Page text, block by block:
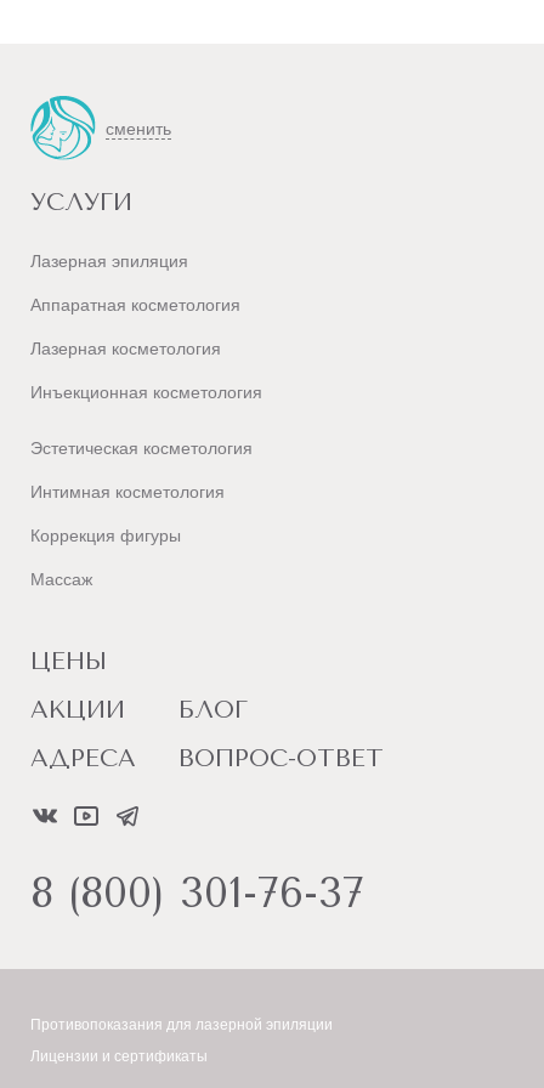
сменить
УСЛУГИ
Лазерная эпиляция
Аппаратная косметология
Лазерная косметология
Инъекционная косметология
Эстетическая косметология
Интимная косметология
Коррекция фигуры
Массаж
ЦЕНЫ
АКЦИИ
АДРЕСА
БЛОГ
ВОПРОС-ОТВЕТ
8 (800) 301-76-37
Противопоказания для лазерной эпиляции
Лицензии и сертификаты